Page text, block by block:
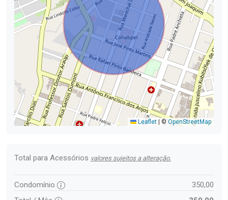
Leaflet ©OpenStreetMap
Total para Acessórios valores sujeitos a alteração.
Condomínio
350,00